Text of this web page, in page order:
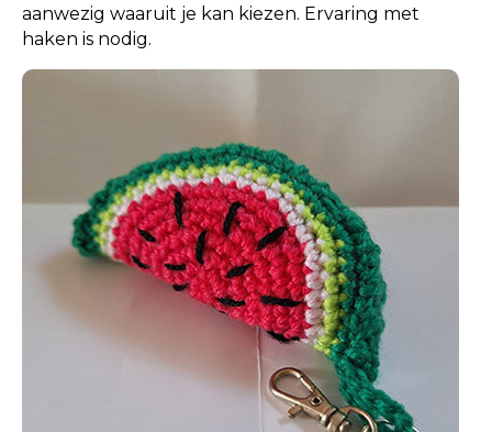
aanwezig waaruit je kan kiezen. Ervaring met
haken is nodig.